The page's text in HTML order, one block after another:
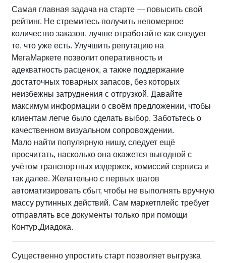
Самая главная задача на старте — повысить свой
рейтинг. Не стремитесь получить непомерное
количество заказов, лучше отработайте как следует
те, что уже есть. Улучшить репутацию на
МегаМаркете позволит оперативность и
адекватность расценок, а также поддержание
достаточных товарных запасов, без которых
неизбежны затруднения с отгрузкой. Давайте
максимум информации о своём предложении, чтобы
клиентам легче было сделать выбор. Заботьтесь о
качественном визуальном сопровождении.
Мало найти популярную нишу, следует ещё
просчитать, насколько она окажется выгодной с
учётом транспортных издержек, комиссий сервиса и
так далее. Желательно с первых шагов
автоматизировать сбыт, чтобы не выполнять вручную
массу рутинных действий. Сам маркетплейс требует
отправлять все документы только при помощи
Контур.Диадока.
Существенно упростить старт позволяет выгрузка